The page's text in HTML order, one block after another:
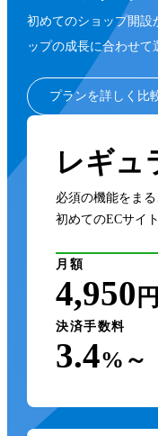
初めてのショップ開設
ップの成長に合わせて
プランを詳しく比
レギュ
必須の機能をま
初めてのECサイ
月額
4,950 円
決済手数料
3.4%～